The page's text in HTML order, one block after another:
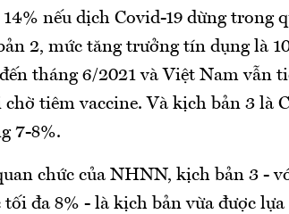
nếu dịch Covid-19 dừng trong
2, mức tăng trưởng tín dụng là
tháng 6/2021 và Việt Nam vẫn
tiêm vaccine. Và kịch bản 3 là
7-8%.
chức của NHNN, kịch bản 3 -
đa 8% - là kịch bản vừa được